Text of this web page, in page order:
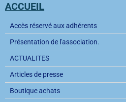
ACCUEIL
Accès réservé aux adhérents
Présentation de l'association.
ACTUALITES
Articles de presse
Boutique achats